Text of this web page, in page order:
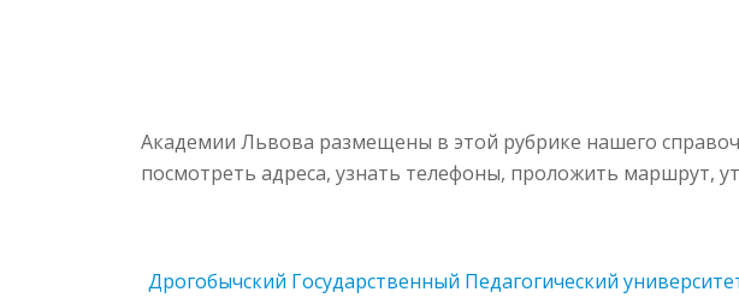
Академии Львова размещены в этой рубрике нашего
посмотреть адреса, узнать телефоны, проложить маршрут,
Дрогобычский Государственный Педагогический